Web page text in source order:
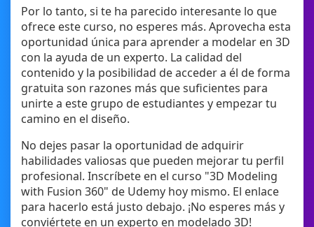
Por lo tanto, si te ha parecido interesante lo que
ofrece este curso, no esperes más. Aprovecha esta
oportunidad única para aprender a modelar en 3D
con la ayuda de un experto. La calidad del
contenido y la posibilidad de acceder a él de forma
gratuita son razones más que suficientes para
unirte a este grupo de estudiantes y empezar tu
camino en el diseño.
No dejes pasar la oportunidad de adquirir
habilidades valiosas que pueden mejorar tu perfil
profesional. Inscríbete en el curso "3D Modeling
with Fusion 360" de Udemy hoy mismo. El enlace
para hacerlo está justo debajo. ¡No esperes más y
conviértete en un experto en modelado 3D!